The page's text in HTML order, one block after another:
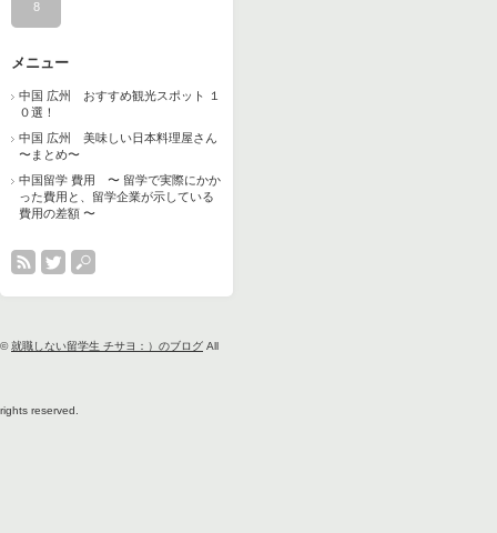
8
メニュー
中国 広州 おすすめ観光スポット １
０選！
中国 広州 美味しい日本料理屋さん
〜まとめ〜
中国留学 費用 〜 留学で実際にかか
った費用と、留学企業が示している
費用の差額 〜
©就職しない留学生 チサヨ：）のブログ All
rights reserved.